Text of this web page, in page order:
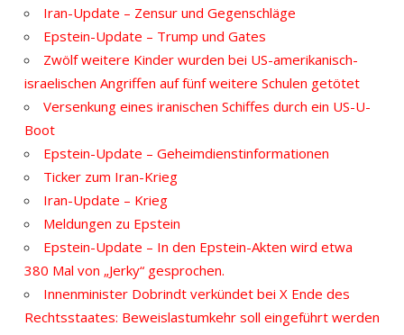
Iran-Update – Zensur und Gegenschläge
Epstein-Update – Trump und Gates
Zwölf weitere Kinder wurden bei US-amerikanisch-
israelischen Angriffen auf fünf weitere Schulen getötet
Versenkung eines iranischen Schiffes durch ein US-U-
Boot
Epstein-Update – Geheimdienstinformationen
Ticker zum Iran-Krieg
Iran-Update – Krieg
Meldungen zu Epstein
Epstein-Update – In den Epstein-Akten wird etwa
380 Mal von „Jerky“ gesprochen.
Innenminister Dobrindt verkündet bei X Ende des
Rechtsstaates: Beweislastumkehr soll eingeführt werden